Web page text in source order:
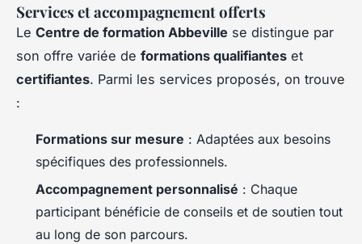
Services et accompagnement offerts
Le Centre de formation Abbeville se distingue par
son offre variée de formations qualifiantes et
certifiantes. Parmi les services proposés, on trouve
:
Formations sur mesure : Adaptées aux besoins
spécifiques des professionnels.
Accompagnement personnalisé : Chaque
participant bénéficie de conseils et de soutien tout
au long de son parcours.